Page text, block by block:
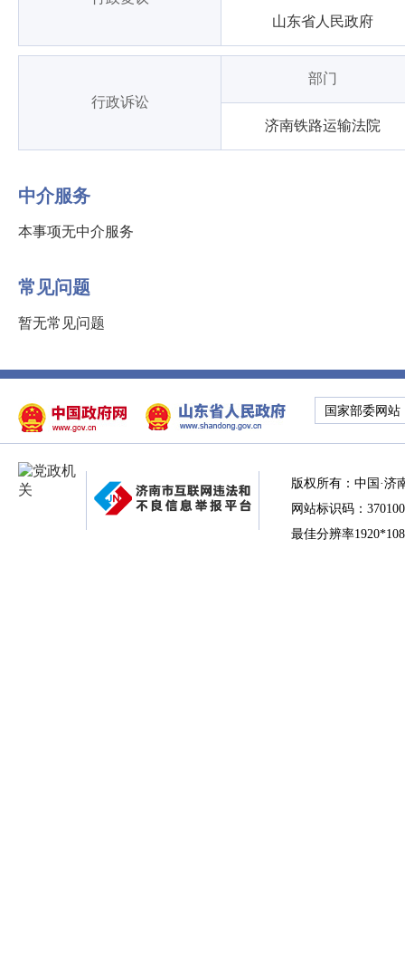
山东省人民政府
行政诉讼
部门
济南铁路运输法院
中介服务
本事项无中介服务
常见问题
暂无常见问题
国家部委网站
版权所有：中国·济
网站标识码：
最佳分辨率